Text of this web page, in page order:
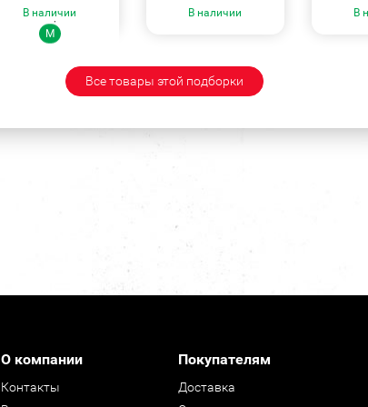
В наличии
Размеры:
M
В наличии В
Все товары этой подборки
О компании
Контакты
Покупателям
Доставка